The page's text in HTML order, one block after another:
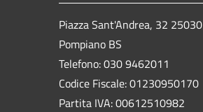
Piazza Sant'Andrea, 32 25030
Pompiano BS
Telefono: 030 9462011
Codice Fiscale: 01230950170
Partita IVA: 00612510982